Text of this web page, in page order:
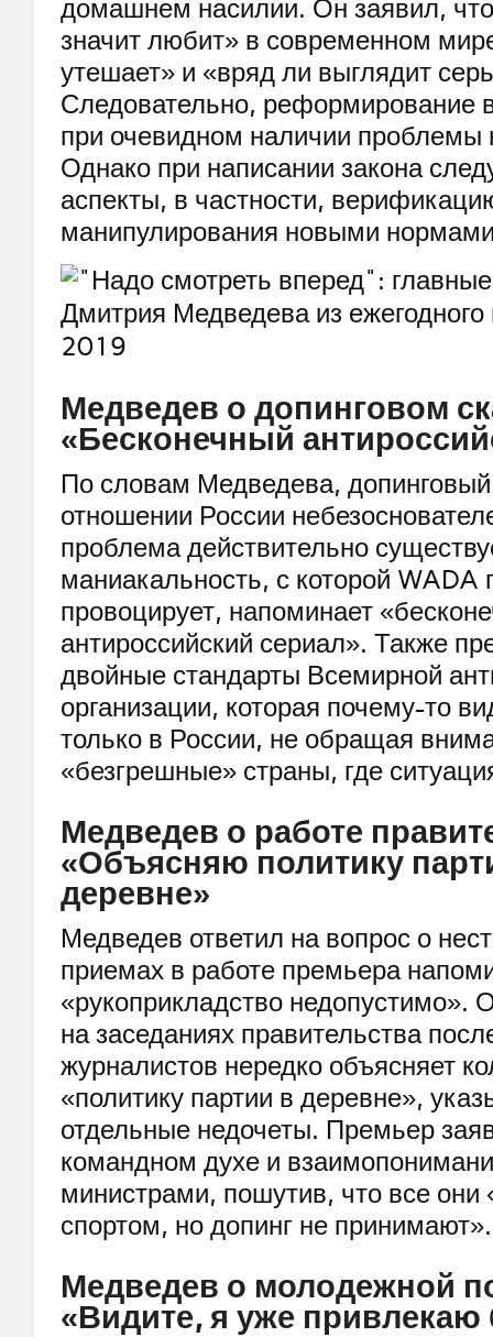
домашнем насилии. Он заявил,
значит любит» в современном
утешает» и «вряд ли выглядит
Следовательно, реформирование
при очевидном наличии проблемы
Однако при написании закона
аспекты, в частности,
манипулирования новыми
Медведев о допинговом
«Бесконечный
По словам Медведева,
отношении России
проблема действительно
маниакальность, с которой WADA
провоцирует, напоминает
антироссийский сериал». Также
двойные стандарты Всемирной
организации, которая почему-то
только в России, не обращая
«безгрешные» страны, где
Медведев о работе
«Объясняю политику
деревне»
Медведев ответил на вопрос о
приемах в работе премьера
«рукоприкладство недопустимо».
на заседаниях правительства
журналистов нередко объясняет
«политику партии в деревне»,
отдельные недочеты. Премьер
командном духе и
министрами, пошутив, что все они
спортом, но допинг не принимают».
Медведев о молодежной
«Видите, я уже привлекаю